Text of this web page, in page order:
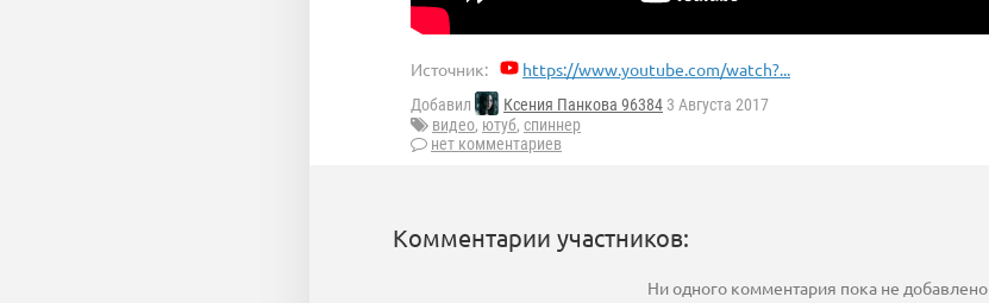
Источник: https://www.youtube.com/watch?...
Добавил Ксения Панкова 96384 3 Августа 2017
видео, ютуб, спиннер
нет комментариев
Комментарии участников:
Ни одного комментария пока не добавлено